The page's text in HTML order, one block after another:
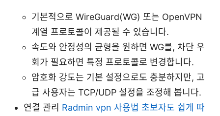
기본적으로 WireGuard(WG) 또는 OpenVPN
계열 프로토콜이 제공될 수 있습니다.
속도와 안정성의 균형을 원하면 WG를, 차단 우
회가 필요하면 특정 프로토콜로 변경합니다.
암호화 강도는 기본 설정으로도 충분하지만, 고
급 사용자는 TCP/UDP 설정을 조정해 봅니다.
연결 관리 Radmin vpn 사용법 초보자도 쉽게 따